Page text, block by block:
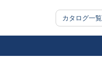
カタログ一覧